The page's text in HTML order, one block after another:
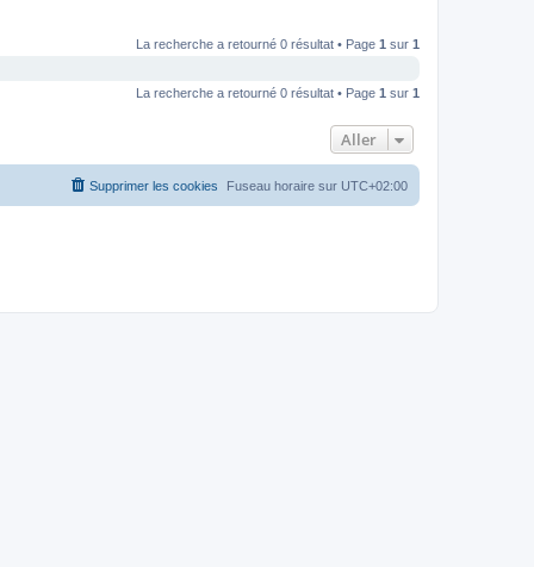
La recherche a retourné 0 résultat • Page 1 sur 1
La recherche a retourné 0 résultat • Page 1 sur 1
Aller
Fuseau horaire sur UTC+02:00
Supprimer les cookies